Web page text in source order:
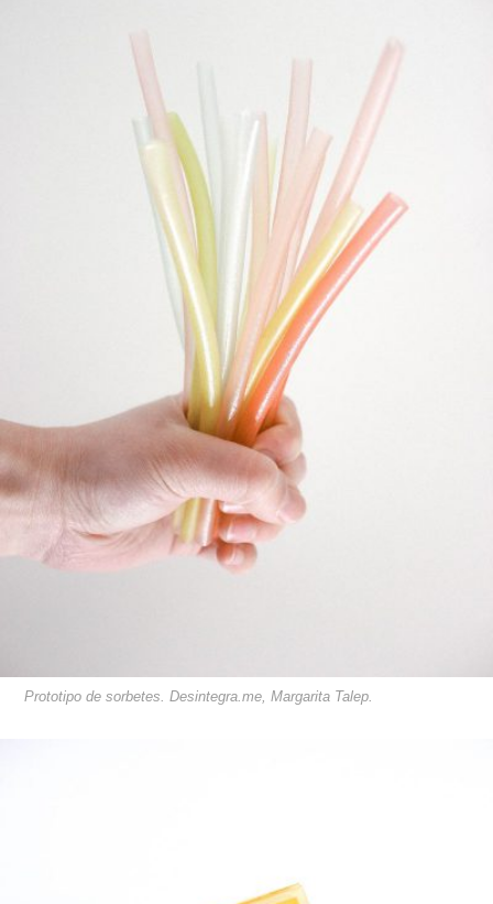
Prototipo de sorbetes. Desintegra.me, Margarita Talep.